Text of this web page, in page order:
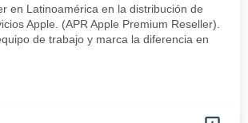
en Latinoamérica en la distribución de
Apple. (APR Apple Premium Reseller).
de trabajo y marca la diferencia en